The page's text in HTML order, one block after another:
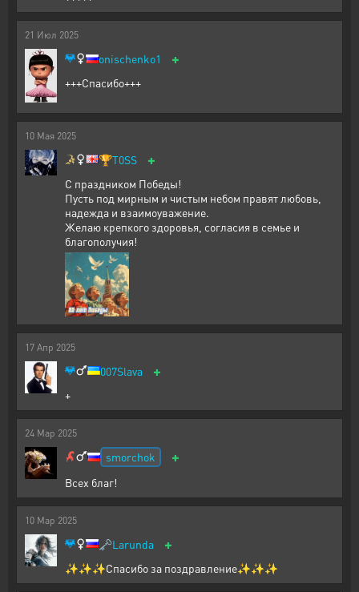
21 Июл 2025
onischenko1 +
+++Спасибо+++
10 Мая 2025
🏆T0SS +
С праздником Победы!
Пусть под мирным и чистым небом правят любовь,
надежда и взаимоуважение.
Желаю крепкого здоровья, согласия в семье и
благополучия!
17 Апр 2025
007Slava +
+
24 Мар 2025
smorchok +
Всех благ!
10 Мар 2025
🗝️Larunda +
✨✨✨Спасибо за поздравление✨✨✨